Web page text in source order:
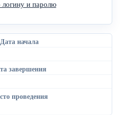
и паролю
Дата начала
завершения
проведения